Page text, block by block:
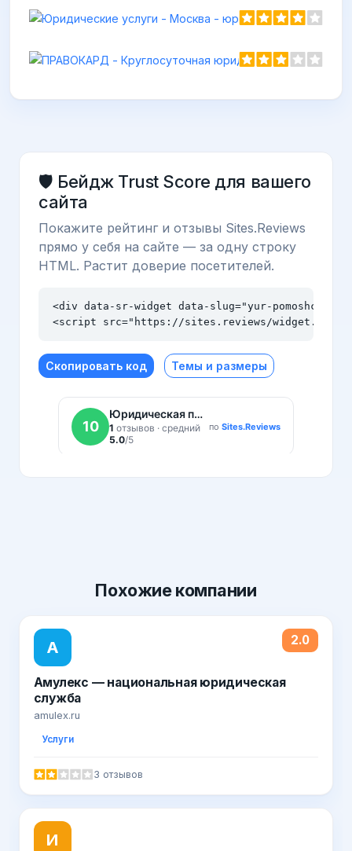
🛡️ Бейдж Trust Score для вашего
сайта
Покажите рейтинг и отзывы Sites.Reviews
прямо у себя на сайте — за одну строку
HTML. Растит доверие посетителей.
<div data-sr-widget data-slug="yur-
<script src="https://sites.reviews/widget.js"
Скопировать код Темы и размеры
Похожиекомпании
А 2.0
Амулекс — национальная юридическая
служба
amulex.ru
Услуги
3 отзывов
И